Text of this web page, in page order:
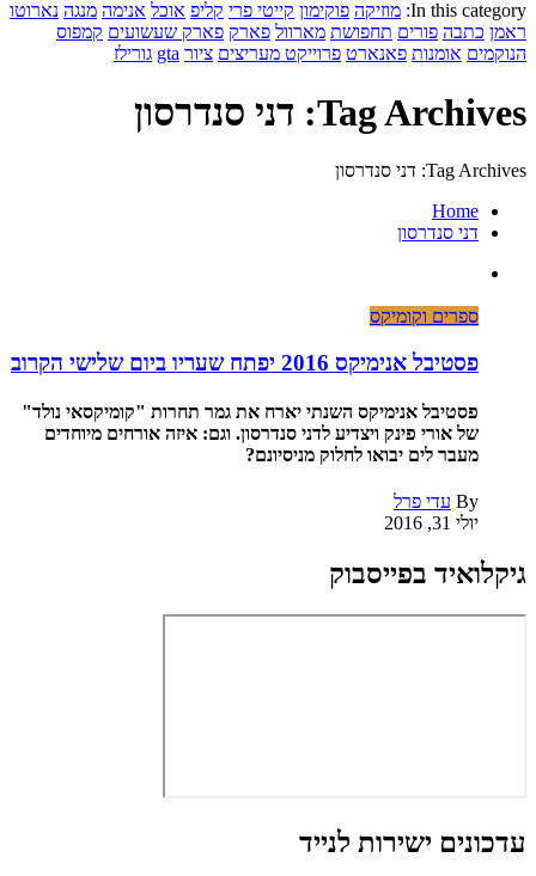
In this category: מוזיקה פוקימון קייטי פרי קליפ אוכל אנימה מנגה נארוטו
ראמן כתבה פורים תחפושת מארוול פארק פארק שעשועים קמפוס
הנוקמים אומנות פאנארט פרוייקט מעריצים ציור gta גורילז
Tag Archives: דני סנדרסון
Tag Archives: דני סנדרסון
Home
דני סנדרסון
ספרים וקומיקס
פסטיבל אנימיקס 2016 יפתח שעריו ביום שלישי הקרוב
פסטיבל אנימיקס השנתי יארח את גמר תחרות "קומיקסאי נולד"
של אורי פינק ויצדיע לדני סנדרסון. וגם: איזה אורחים מיוחדים
מעבר לים יבואו לחלוק מניסיונם?
By עדי פרל
יולי 31, 2016
גיקלואיד בפייסבוק
עדכונים ישירות לנייד